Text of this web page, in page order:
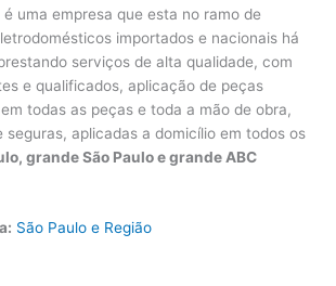
é uma empresa que esta no ramo de
importados e nacionais há
serviços de alta qualidade, com
e qualificados, aplicação de peças
todas as peças e toda a mão de obra,
seguras, aplicadas a domicílio em todos os
grande São Paulo e grande ABC
São Paulo e Região